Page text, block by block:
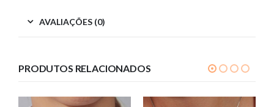
AVALIAÇÕES (0)
PRODUTOS RELACIONADOS